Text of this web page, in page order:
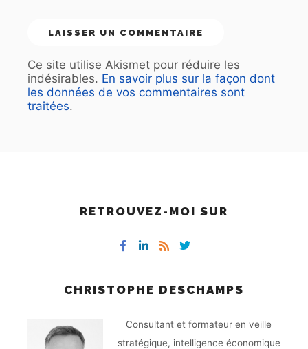
Ce site utilise Akismet pour réduire les
indésirables. En savoir plus sur la façon dont
les données de vos commentaires sont
traitées.
RETROUVEZ-MOI SUR
CHRISTOPHE DESCHAMPS
Consultant et formateur en veille
stratégique, intelligence économique